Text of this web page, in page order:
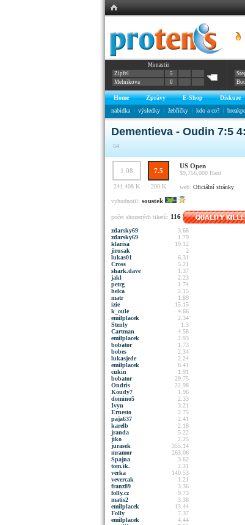
Monastir
Zipfel
5
Melnikova
0
Home Zprávy E-Shop Diskuze
nabídka
výsledky žebříčky kdo a co?
Dementieva - Oudin 7:5
64
1.08 7.5
US Open
$9,756,000 Hard
241.408 K
200 K web: Oficiální stránky
vyhodnotil: soustek
počet shozených tiketů: 116
zdarsky69
3.68
zdarsky69
1.79
klarisa
19.12
jirusak
2
lukas01
6.31
Cross
5.21
shark.dave
1.37
jakl
2.23
petrg
1.74
helca
2.15
matr
1.89
izie
15.15
k_oule
4.66
emilplacek
2.34
Stenly
1.3
Cartman
4.58
emilplacek
2.93
bobator
1.73
bobes
2.34
lukasjede
2.24
emilplacek
6.41
cukin
1.91
bobator
29.75
Ondris
22.98
Koudy7
1.96
domino5
2.33
Ivyn
3.21
Ernesto
2.75
paja637
2.41
karelb
2.18
jranda
5.22
jiko
2.25
jurasek
355.14
mramor
263.06
Spajna
3.62
tom.ik.
2.31
verka
140.53
vevercak
1.21
franz89
3.36
folly.cz
9.73
matis2
3.38
emilplacek
13.44
Folly
7.37
emilplacek
4.44